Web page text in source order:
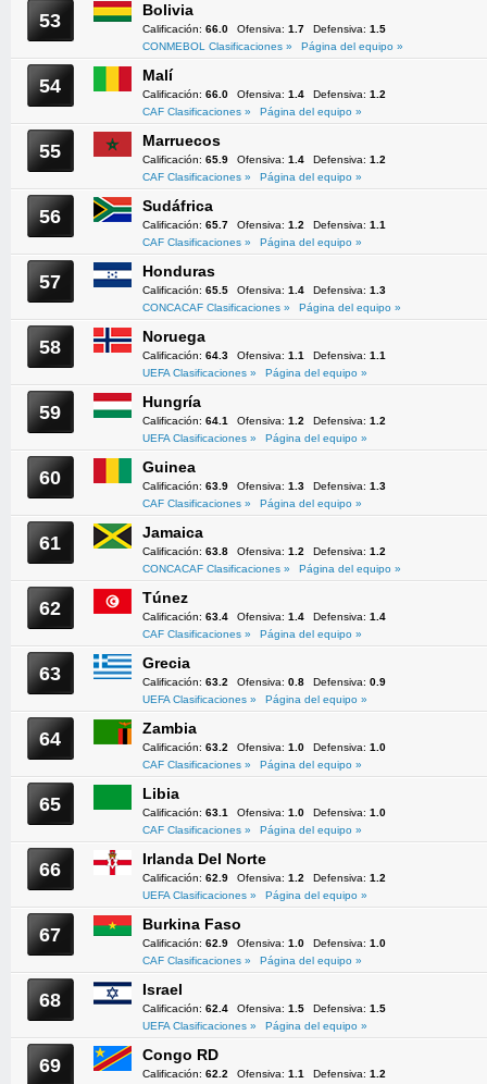
53 Bolivia
Calificación: 66.0 Ofensiva: 1.7 Defensiva: 1.5
CONMEBOL Clasificaciones »
Página del equipo »
54 Malí
Calificación: 66.0 Ofensiva: 1.4 Defensiva: 1.2
CAF Clasificaciones »
Página del equipo »
55 Marruecos
Calificación: 65.9 Ofensiva: 1.4 Defensiva: 1.2
CAF Clasificaciones »
Página del equipo »
56 Sudáfrica
Calificación: 65.7 Ofensiva: 1.2 Defensiva: 1.1
CAF Clasificaciones »
Página del equipo »
57 Honduras
Calificación: 65.5 Ofensiva: 1.4 Defensiva: 1.3
CONCACAF Clasificaciones »
Página del equipo »
58 Noruega
Calificación: 64.3 Ofensiva: 1.1 Defensiva: 1.1
UEFA Clasificaciones »
Página del equipo »
59 Hungría
Calificación: 64.1 Ofensiva: 1.2 Defensiva: 1.2
UEFA Clasificaciones »
Página del equipo »
60 Guinea
Calificación: 63.9 Ofensiva: 1.3 Defensiva: 1.3
CAF Clasificaciones »
Página del equipo »
61 Jamaica
Calificación: 63.8 Ofensiva: 1.2 Defensiva: 1.2
CONCACAF Clasificaciones »
Página del equipo »
62 Túnez
Calificación: 63.4 Ofensiva: 1.4 Defensiva: 1.4
CAF Clasificaciones »
Página del equipo »
63 Grecia
Calificación: 63.2 Ofensiva: 0.8 Defensiva: 0.9
UEFA Clasificaciones »
Página del equipo »
64 Zambia
Calificación: 63.2 Ofensiva: 1.0 Defensiva: 1.0
CAF Clasificaciones »
Página del equipo »
65 Libia
Calificación: 63.1 Ofensiva: 1.0 Defensiva: 1.0
CAF Clasificaciones »
Página del equipo »
66 Irlanda Del Norte
Calificación: 62.9 Ofensiva: 1.2 Defensiva: 1.2
UEFA Clasificaciones »
Página del equipo »
67 Burkina Faso
Calificación: 62.9 Ofensiva: 1.0 Defensiva: 1.0
CAF Clasificaciones »
Página del equipo »
68 Israel
Calificación: 62.4 Ofensiva: 1.5 Defensiva: 1.5
UEFA Clasificaciones »
Página del equipo »
69 Congo RD
Calificación: 62.2 Ofensiva: 1.1 Defensiva: 1.2